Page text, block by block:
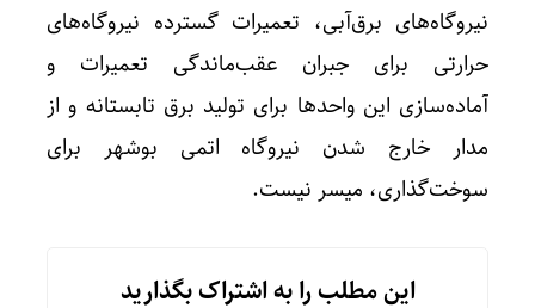
نیروگاه‌های برق‌آبی، تعمیرات گسترده نیروگاه‌های
حرارتی برای جبران عقب‌ماندگی تعمیرات و
آماده‌سازی این واحدها برای تولید برق تابستانه و از
مدار خارج شدن نیروگاه اتمی بوشهر برای
سوخت‌گذاری، میسر نیست.
این مطلب را به اشتراک بگذارید